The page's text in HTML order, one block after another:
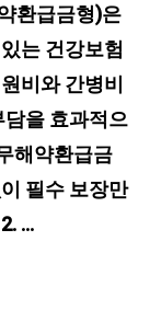
환급금형)은
는 건강보험
비와 간병비
담을 효과적으
해약환급금
필수 보장만
…